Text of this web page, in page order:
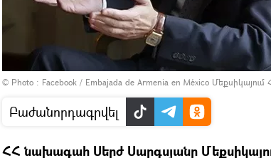
© Photo : Facebook / Embajada de Armenia en México
Բաժանորդագրվել
ՀՀ նախագահ Սերժ Սարգսյանը